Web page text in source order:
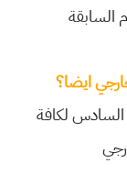
السابقة
ايضا؟
لكافة